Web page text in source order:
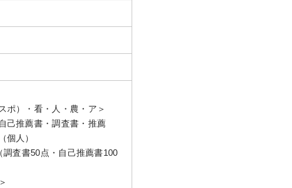
ポ）・看・人・農・ア＞
己推薦書・調査書・推薦
個人）
調査書50点・自己推薦書100